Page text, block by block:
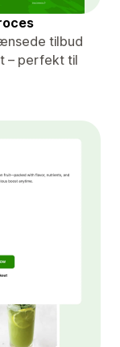
tilbud
– perfekt til